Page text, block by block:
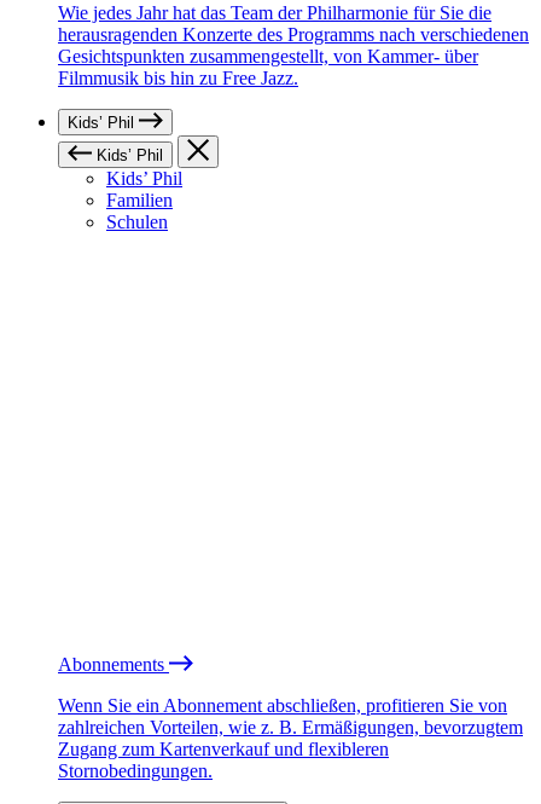
Wie jedes Jahr hat das Team der Philharmonie für Sie die
herausragenden Konzerte des Programms nach verschiedenen
Gesichtspunkten zusammengestellt, von Kammer- über
Filmmusik bis hin zu Free Jazz.
Kids’ Phil
Kids’ Phil
Kids’ Phil
Familien
Schulen
Abonnements
Wenn Sie ein Abonnement abschließen, profitieren Sie von
zahlreichen Vorteilen, wie z. B. Ermäßigungen, bevorzugtem
Zugang zum Kartenverkauf und flexibleren
Stornobedingungen.